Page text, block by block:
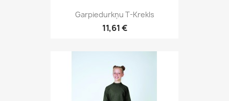
Garpiedurkņu T-Krekls
11,61 €